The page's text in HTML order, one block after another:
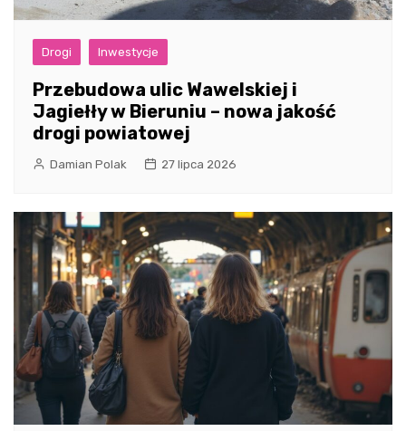
Drogi Inwestycje
Przebudowa ulic Wawelskiej i
Jagiełły w Bieruniu – nowa jakość
drogi powiatowej
Damian Polak 27 lipca 2026